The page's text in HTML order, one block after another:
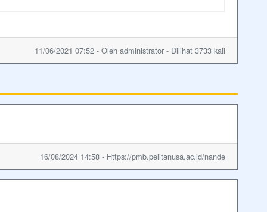
11/06/2021 07:52 - Oleh administrator - Dilihat 3733 kali
16/08/2024 14:58 - Https://pmb.pelitanusa.ac.id/nande